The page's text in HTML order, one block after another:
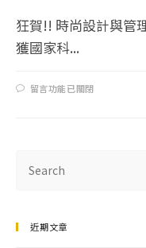
狂賀!! 時尚設計與管
獲國家科...
留言功能已關閉
近期文章